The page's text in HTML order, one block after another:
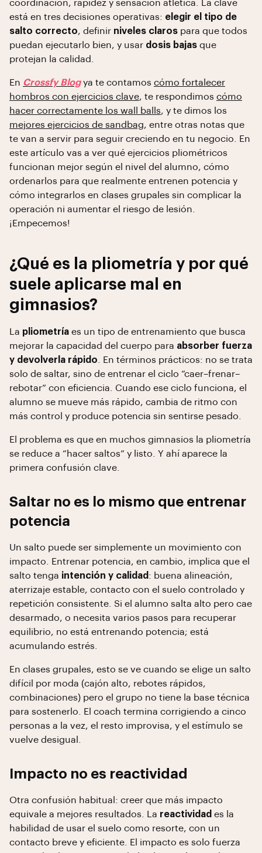
coordinación, rapidez y sensación atlética. La clave
está en tres decisiones operativas: elegir el tipo de
salto correcto, definir niveles claros para que todos
puedan ejecutarlo bien, y usar dosis bajas que
protejan la calidad.
En Crossfy Blogya te contamos cómo fortalecer
hombros con ejercicios clave, te respondimos cómo
hacer correctamente los wall balls, y te dimos los
mejores ejercicios de sandbag, entre otras notas que
te van a servir para seguir creciendo en tu negocio. En
este artículo vas a ver qué ejercicios pliométricos
funcionan mejor según el nivel del alumno, cómo
ordenarlos para que realmente entrenen potencia y
cómo integrarlos en clases grupales sin complicar la
operación ni aumentar el riesgo de lesión.
¡Empecemos!
¿Qué es la pliometría y por qué
suele aplicarse mal en
gimnasios?
La pliometría es un tipo de entrenamiento que busca
mejorar la capacidad del cuerpo para absorber fuerza
y devolverla rápido . En términos prácticos: no se trata
solo de saltar, sino de entrenar el ciclo “caer–frenar–
rebotar” con eficiencia. Cuando ese ciclo funciona, el
alumno se mueve más rápido, cambia de ritmo con
más control y produce potencia sin sentirse pesado.
El problema es que en muchos gimnasios la pliometría
se reduce a “hacer saltos” y listo. Y ahí aparece la
primera confusión clave.
Saltar no es lo mismo que entrenar
potencia
Un salto puede ser simplemente un movimiento con
impacto. Entrenar potencia, en cambio, implica que el
salto tenga intención y calidad : buena alineación,
aterrizaje estable, contacto con el suelo controlado y
repetición consistente. Si el alumno salta alto pero cae
desarmado, o necesita varios pasos para recuperar
equilibrio, no está entrenando potencia; está
acumulando estrés.
En clases grupales, esto se ve cuando se elige un salto
difícil por moda (cajón alto, rebotes rápidos,
combinaciones) pero el grupo no tiene la base técnica
para sostenerlo. El coach termina corrigiendo a cinco
personas a la vez, el resto improvisa, y el estímulo se
vuelve desigual.
Impacto no es reactividad
Otra confusión habitual: creer que más impacto
equivale a mejores resultados. La reactividad es la
habilidad de usar el suelo como resorte, con un
contacto breve y eficiente. El impacto es solo fuerza